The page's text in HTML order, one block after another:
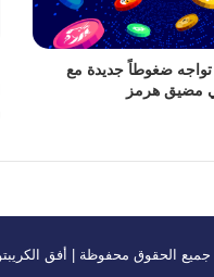
تواجه ضغوطاً جديدة مع
مضيق هرمز